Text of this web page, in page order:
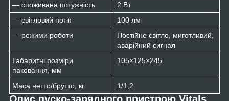
— споживана потужність
2 Вт
— світловий потік
100 лм
— режими роботи
Постійне світло, миготливий,
аварійний сигнал
Габаритні розміри
паковання, мм
105×125×245
Маса нетто/брутто, кг 1/1,2